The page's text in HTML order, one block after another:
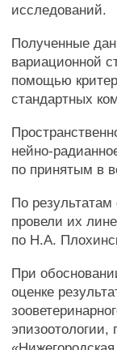
исследований.
Полученные
вариационной
помощью
стандартных
нейно-
по принятым в
По
провели их
по H.A.
При
оценке